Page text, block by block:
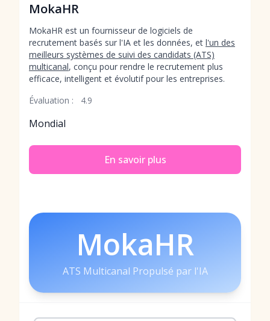
MokaHR
MokaHR est un fournisseur de logiciels de
recrutement basés sur l'IA et les données, et l'un des
meilleurs systèmes de suivi des candidats (ATS)
multicanal, conçu pour rendre le recrutement plus
efficace, intelligent et évolutif pour les entreprises.
Évaluation :
4.9
Mondial
En savoir plus
MokaHR
ATS Multicanal Propulsé par l'IA